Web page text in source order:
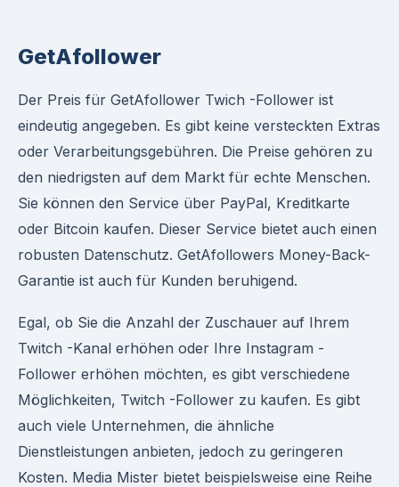
GetAfollower
Der Preis für GetAfollower Twich -Follower ist
eindeutig angegeben. Es gibt keine versteckten Extras
oder Verarbeitungsgebühren. Die Preise gehören zu
den niedrigsten auf dem Markt für echte Menschen.
Sie können den Service über PayPal, Kreditkarte
oder Bitcoin kaufen. Dieser Service bietet auch einen
robusten Datenschutz. GetAfollowers Money-Back-
Garantie ist auch für Kunden beruhigend.
Egal, ob Sie die Anzahl der Zuschauer auf Ihrem
Twitch -Kanal erhöhen oder Ihre Instagram -
Follower erhöhen möchten, es gibt verschiedene
Möglichkeiten, Twitch -Follower zu kaufen. Es gibt
auch viele Unternehmen, die ähnliche
Dienstleistungen anbieten, jedoch zu geringeren
Kosten. Media Mister bietet beispielsweise eine Reihe